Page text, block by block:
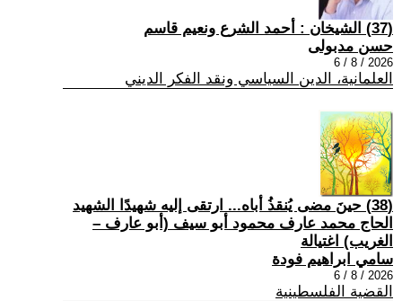
(37) الشيخان : أحمد الشرع ونعيم قاسم
حسن مدبولى
2026 / 8 / 6
العلمانية، الدين السياسي ونقد الفكر الديني
(38) حينَ مضى يُنقذُ أباه... ارتقى إليه شهيدًا الشهيد
الحاج محمد عارف محمود أبو سيف (أبو عارف –
الغريب) اغتيالة
سامي ابراهيم فودة
2026 / 8 / 6
القضية الفلسطينية